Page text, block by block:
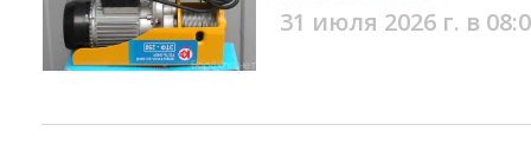
31 июля 2026 г. в